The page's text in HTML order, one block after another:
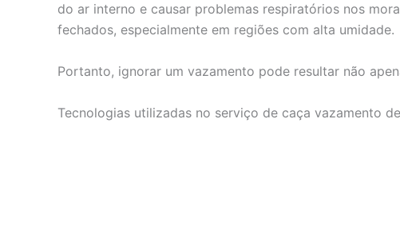
do ar interno e causar problemas respiratórios nos
fechados, especialmente em regiões com alta umidade.
Portanto, ignorar um vazamento pode resultar não
Tecnologias utilizadas no serviço de caça vazamento